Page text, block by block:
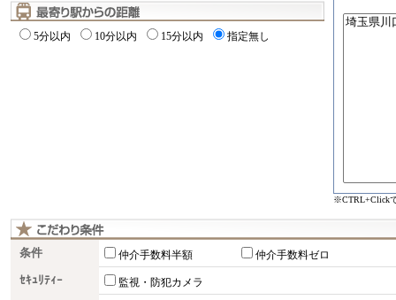
5分以内 10分以内 15分以内 指定無し
※CTRL+Click
条件 仲介手数料半額 仲介手数料ゼロ
ｾｷｭﾘﾃｨｰ 監視・防犯カメラ